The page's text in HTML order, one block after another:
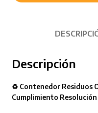
Descripción
♻️ Contenedor Residuos
Cumplimiento